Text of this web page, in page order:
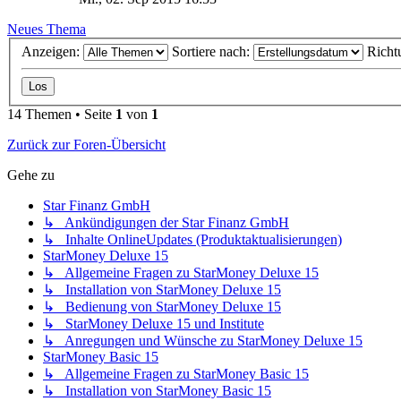
Neues Thema
Anzeigen:
Sortiere nach:
14 Themen • Seite 1 von 1
Zurück zur Foren-Übersicht
Gehe zu
Star Finanz GmbH
↳ Ankündigungen der Star Finanz GmbH
↳ Inhalte OnlineUpdates (Produktaktualisierungen)
StarMoney Deluxe 15
↳ Allgemeine Fragen zu StarMoney Deluxe 15
↳ Installation von StarMoney Deluxe 15
↳ Bedienung von StarMoney Deluxe 15
↳ StarMoney Deluxe 15 und Institute
↳ Anregungen und Wünsche zu StarMoney Deluxe 15
StarMoney Basic 15
↳ Allgemeine Fragen zu StarMoney Basic 15
↳ Installation von StarMoney Basic 15